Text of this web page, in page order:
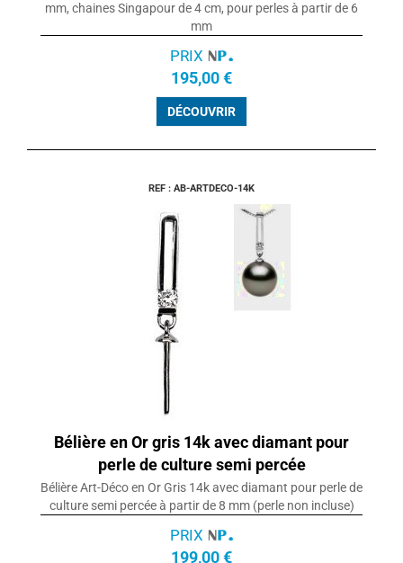
mm, chaines Singapour de 4 cm, pour perles à partir de 6
mm
PRIX
195,00 €
DÉCOUVRIR
REF : AB-ARTDECO-14K
Bélière en Or gris 14k avec diamant pour
perle de culture semi percée
Bélière Art-Déco en Or Gris 14k avec diamant pour perle de
culture semi percée à partir de 8 mm (perle non incluse)
PRIX
199,00 €